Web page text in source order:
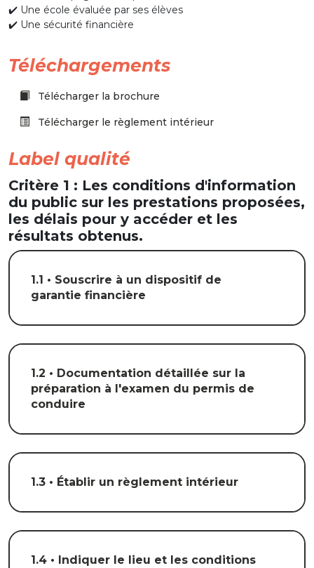
✔️ Une école évaluée par ses élèves
✔️ Une sécurité financière
Téléchargements
Télécharger la brochure
Télécharger le règlement intérieur
Label qualité
Critère 1 : Les conditions d'information
du public sur les prestations proposées,
les délais pour y accéder et les
résultats obtenus.
1.1 • Souscrire à un dispositif de
garantie financière
1.2 • Documentation détaillée sur la
préparation à l'examen du permis de
conduire
1.3 • Établir un règlement intérieur
1.4 • Indiquer le lieu et les conditions